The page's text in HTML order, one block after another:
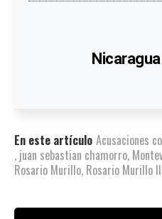
En este artículo Acusaciones
, juan sebastian chamorro,
Rosario Murillo, Rosario Murillo